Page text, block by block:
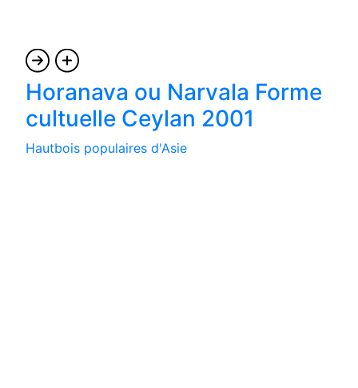
Horanava ou Narvala Forme
cultuelle Ceylan 2001
Hautbois populaires d'Asie